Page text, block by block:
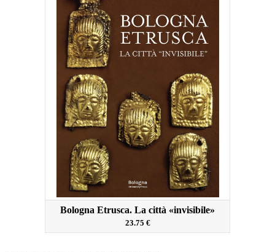
Bologna Etrusca. La città «invisibile»
23.75 €